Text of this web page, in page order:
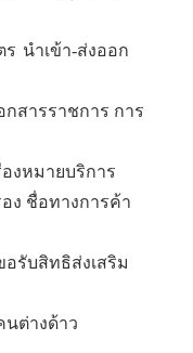
ร นำเข้า-ส่งออก
กสารราชการ การ
งหมายบริการ
ง ชื่อทางการค้า
รับสิทธิส่งเสริม
ต่างด้าว